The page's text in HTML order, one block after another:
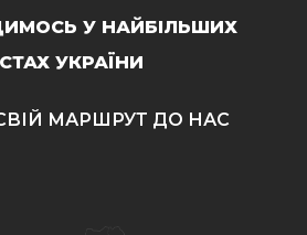
У НАЙБІЛЬШИХ
УКРАЇНИ
МАРШРУТ ДО НАС